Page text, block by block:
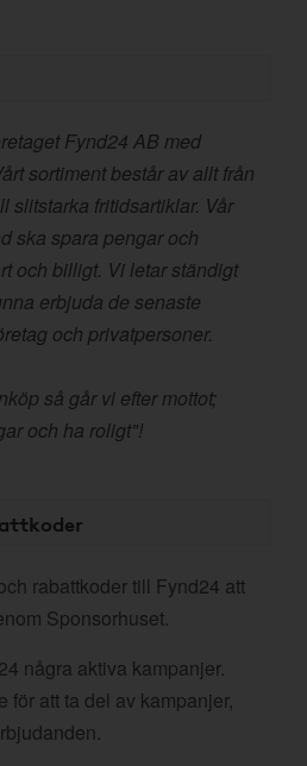
Fynd24 AB med
sortiment består av allt från
slitstarka fritidsartiklar. Vår
ska spara pengar och
och billigt. Vi letar ständigt
erbjuda de senaste
och privatpersoner.
så går vi efter mottot;
och ha roligt"!
rabattkoder till Fynd24 att
Sponsorhuset.
några aktiva kampanjer.
för att ta del av kampanjer,